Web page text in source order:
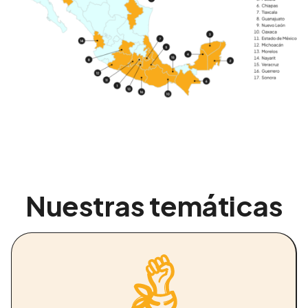
Nuestras temáticas